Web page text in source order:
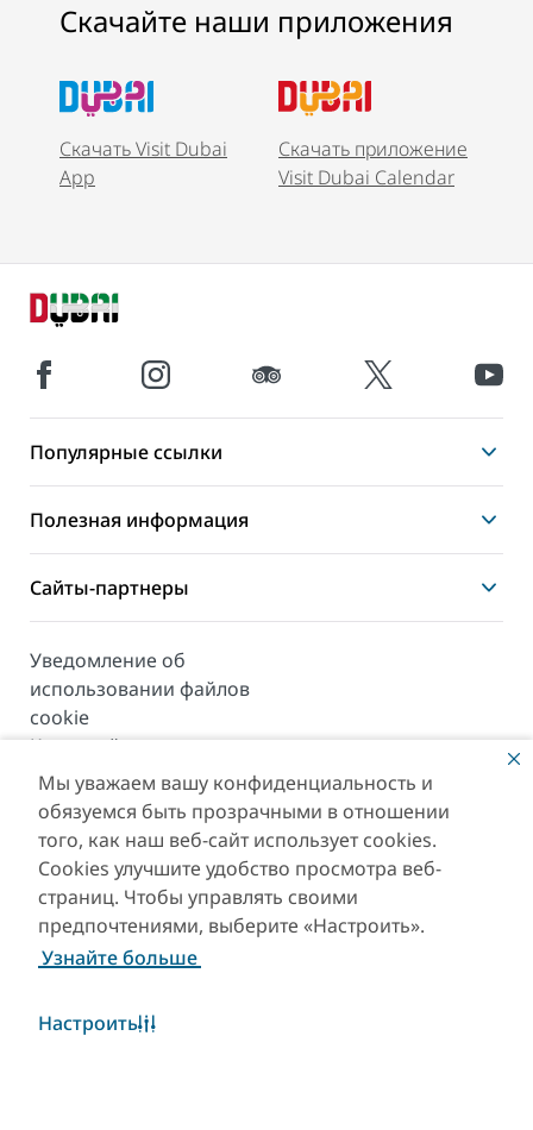
Мы уважаем вашу конфиденциальность и
обязуемся быть прозрачными в отношении
того, как наш веб-сайт использует cookies.
Cookies улучшите удобство просмотра веб-
страниц. Чтобы управлять своими
предпочтениями, выберите «Настроить».
Узнайте больше
Настроить
Скачайте наши приложения
Скачать Visit Dubai
App
Скачать приложение
Visit Dubai Calendar
Популярные ссылки
Полезная информация
Сайты-партнеры
Уведомление об
использовании файлов
cookie
Карта сайта
© 2026. Все права защищены. Сайт находится под
управлением Департамента экономики и туризма
Дубая.
Последнее обновление сайта [09/08/2026]
This site is protected by reCAPTCHA and the Google
Privacy PolicyandTerms of Service